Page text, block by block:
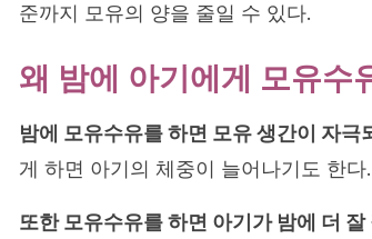
준까지 모유의 양을 줄일 수 있다.
왜 밤에 아기에게 모유수
밤에 모유수유를 하면 모유 생간이 자극
게 하면 아기의 체중이 늘어나기도 한다.
또한 모유수유를 하면 아기가 밤에 더 잘